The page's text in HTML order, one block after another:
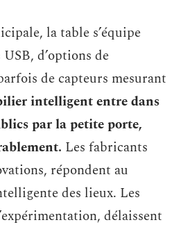
la table s’équipe
d’options de
de capteurs mesurant
intelligent entre dans
par la petite porte,
Les fabricants
répondent au
des lieux. Les
délaissent